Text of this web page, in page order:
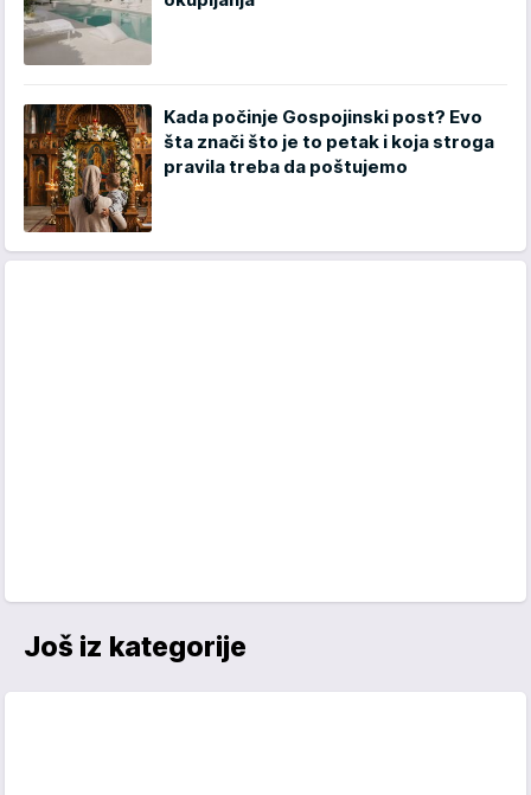
Kada počinje Gospojinski post? Evo
šta znači što je to petak i koja stroga
pravila treba da poštujemo
Još iz kategorije